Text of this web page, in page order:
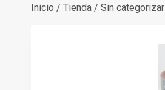
Inicio / Tienda / Sin categorizar